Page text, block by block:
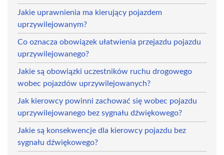
Jakie uprawnienia ma kierujący pojazdem
uprzywilejowanym?
Co oznacza obowiązek ułatwienia przejazdu pojazdu
uprzywilejowanego?
Jakie są obowiązki uczestników ruchu drogowego
wobec pojazdów uprzywilejowanych?
Jak kierowcy powinni zachować się wobec pojazdu
uprzywilejowanego bez sygnału dźwiękowego?
Jakie są konsekwencje dla kierowcy pojazdu bez
sygnału dźwiękowego?